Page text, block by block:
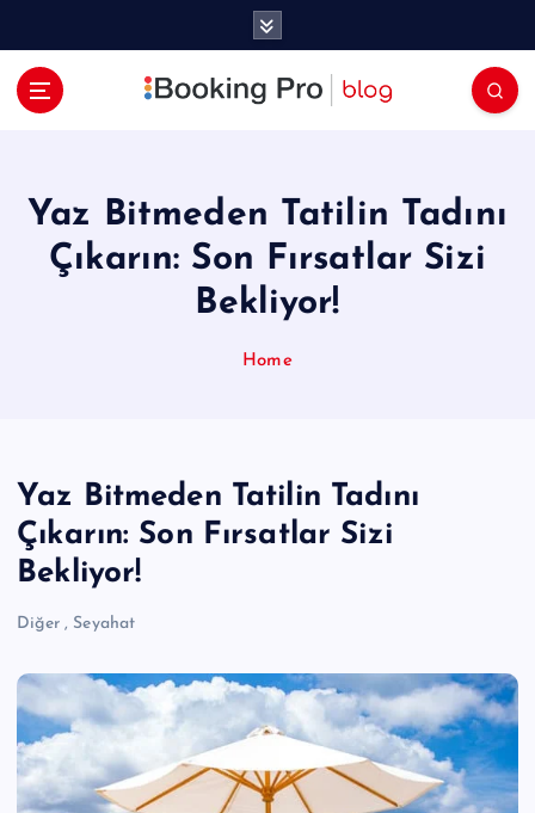
Yaz Bitmeden Tatilin Tadını
Çıkarın: Son Fırsatlar Sizi
Bekliyor!
Home
Yaz Bitmeden Tatilin Tadını
Çıkarın: Son Fırsatlar Sizi
Bekliyor!
Diğer, Seyahat